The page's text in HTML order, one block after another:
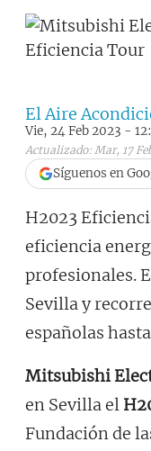
El Aire
Vie, 24 Feb 2023 -
Actualizado: Mar, 17
Síguenos en
H2023
eficiencia
profesionales.
Sevilla y
españolas
Mitsubishi
en Sevilla el
Fundación de